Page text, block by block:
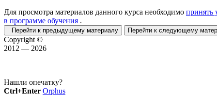
Для просмотра материалов данного курса необходимо принять
в программе обучения .
Перейти к предыдущему материалу Перейти к следующему
Copyright ©
2012 — 2026
Нашли опечатку?
Ctrl+Enter Orphus